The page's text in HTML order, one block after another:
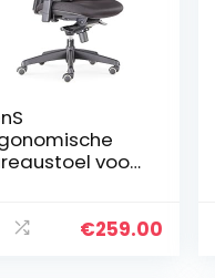
voor
voor je
€259.00